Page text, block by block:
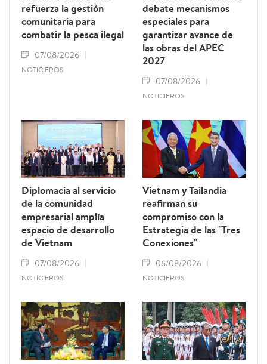
refuerza la gestión
comunitaria para
combatir la pesca ilegal
07/08/2026
NOTICIEROS
debate mecanismos
especiales para
garantizar avance de
las obras del APEC
2027
07/08/2026
NOTICIEROS
Diplomacia al servicio
de la comunidad
empresarial amplía
espacio de desarrollo
de Vietnam
07/08/2026
NOTICIEROS
Vietnam y Tailandia
reafirman su
compromiso con la
Estrategia de las "Tres
Conexiones"
06/08/2026
NOTICIEROS